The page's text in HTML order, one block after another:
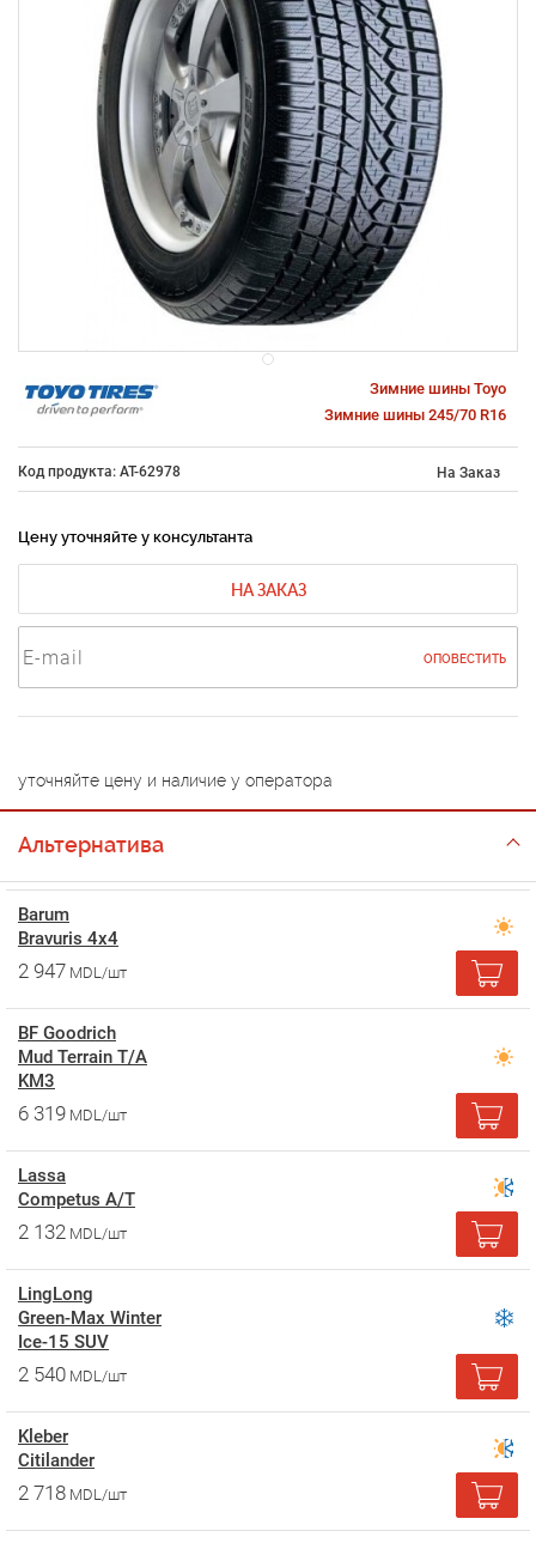
Зимние шины Toyo
Зимние шины 245/70 R16
Код продукта: AT-62978 На Заказ
Цену уточняйте у консультанта
НА ЗАКАЗ
ОПОВЕСТИТЬ
уточняйте цену и наличие у оператора
Альтернатива
Barum
Bravuris 4x4
2 947 MDL/шт
BF Goodrich
Mud Terrain T/A
KM3
6 319 MDL/шт
Lassa
Competus A/T
2 132 MDL/шт
LingLong
Green-Max Winter
Ice-15 SUV
2 540 MDL/шт
Kleber
Citilander
2 718 MDL/шт